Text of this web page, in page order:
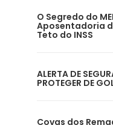
O Segredo do
Aposentadoria
Teto do INSS
ALERTA DE
PROTEGER DE
Covas dos